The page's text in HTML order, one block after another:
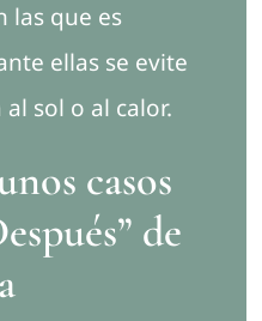
las que es
ellas se evite
sol o al calor.
casos
de